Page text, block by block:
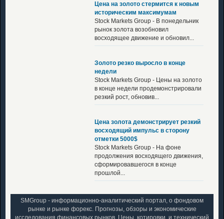
Цена на золото стермится к новым
историческим максимумам
Stock Markets Group - В понедельник
рынок золота возобновил
восходящее движение и обновил...
Золото резко выросло в конце
недели
Stock Markets Group - Цены на золото
в конце недели продемонстрировали
резкий рост, обновив...
Цена золота демонстрирует резкий
восходящий импульс в сторону
отметки 5000$
Stock Markets Group - На фоне
продолжения восходящего движения,
сформировавшегося в конце
прошлой...
SMGroup - информационно-аналитический портал, о фондовом
рынке и рынке форекс. Прогнозы, обзоры и экономические
исследования финансовых рынков. Цены, котировки, и технический